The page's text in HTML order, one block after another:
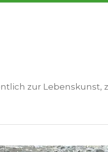
zur Lebenskunst,